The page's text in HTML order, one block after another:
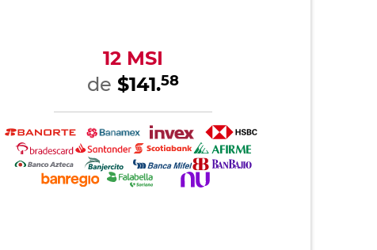
12 MSI
de $141.58